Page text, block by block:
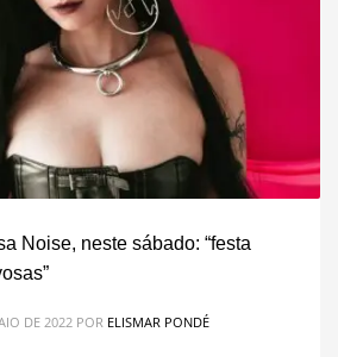
Noise, neste sábado: “festa
DE 2022 POR ELISMAR PONDÉ